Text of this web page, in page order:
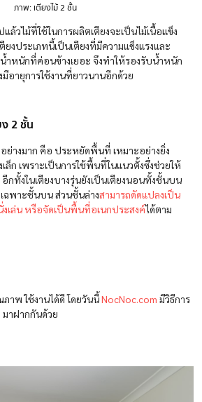
ภาพ: เตียงไม้ 2 ชั้น
ล้วไม้ที่ใช้ในการผลิตเตียงจะเป็นไม้เนื้อแข็ง
ยงประเภทนี้เป็นเตียงที่มีความแข็งแรงและ
ำหนักที่ค่อนข้างเยอะ จึงทำให้รองรับน้ำหนัก
มีอายุการใช้งานที่ยาวนานอีกด้วย
2 ชั้น
ย่างมาก คือ ประหยัดพื้นที่ เหมาะอย่างยิ่ง
ก เพราะเป็นการใช้พื้นที่ในแนวตั้งซึ่งช่วยให้
กทั้งในเตียงบางรุ่นยังเป็นเตียงนอนทั้งชั้นบน
ฉพาะชั้นบน ส่วนชั้นล่างสามารถดัดแปลงเป็น
เล่น หรือจัดเป็นพื้นที่อเนกประสงค์ได้ตาม
าพ ใช้งานได้ดี โดยวันนี้NocNoc.com มีวิธีการ
มาฝากกันด้วย